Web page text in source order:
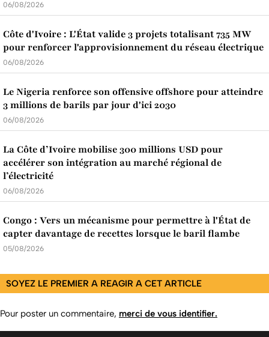
06/08/2026
Côte d'Ivoire : L'État valide 3 projets totalisant 735 MW
pour renforcer l'approvisionnement du réseau électrique
06/08/2026
Le Nigeria renforce son offensive offshore pour atteindre
3 millions de barils par jour d'ici 2030
06/08/2026
La Côte d’Ivoire mobilise 300 millions USD pour
accélérer son intégration au marché régional de
l’électricité
06/08/2026
Congo : Vers un mécanisme pour permettre à l'État de
capter davantage de recettes lorsque le baril flambe
05/08/2026
SOYEZ LE PREMIER A REAGIR A CET ARTICLE
Pour poster un commentaire, merci de vous identifier.